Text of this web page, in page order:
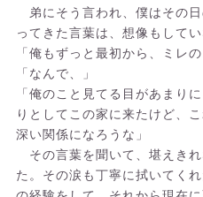
弟にそう言われ、僕はその
ってきた言葉は、想像もして
「俺もずっと最初から、ミレ
「なんで、」
「俺のこと見てる目があまり
りとしてこの家に来たけど、
深い関係になろうな」
その言葉を聞いて、堪えき
た。その涙も丁寧に拭いてく